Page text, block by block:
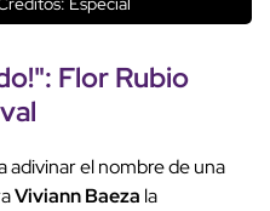
Flor Rubio
adivinar el nombre de una
Viviann Baeza la